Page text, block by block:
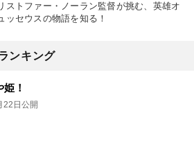
ストファー・ノーラン監督が挑む、英雄オ
ッセウスの物語を知る！
ンキング
！
22日公開